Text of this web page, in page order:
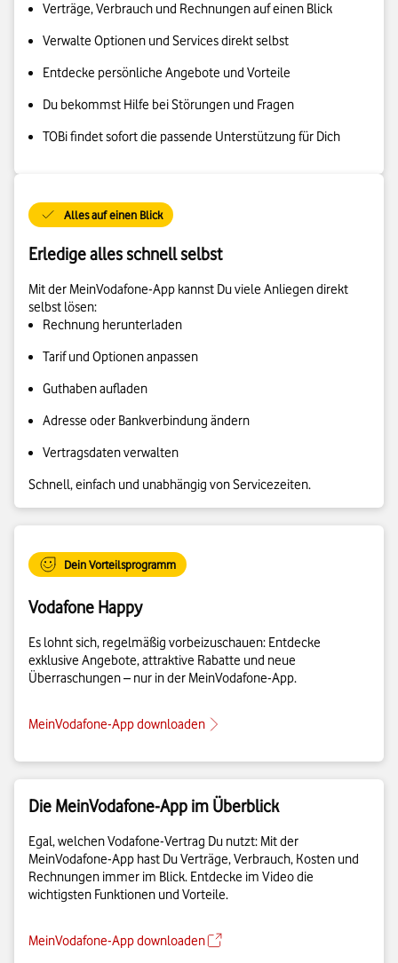
Verträge, Verbrauch und Rechnungen auf einen Blick
Verwalte Optionen und Services direkt selbst
Entdecke persönliche Angebote und Vorteile
Du bekommst Hilfe bei Störungen und Fragen
TOBi findet sofort die passende Unterstützung für Dich
Alles auf einen Blick
Erledige alles schnell selbst
Mit der MeinVodafone-App kannst Du viele Anliegen direkt
selbst lösen:
Rechnung herunterladen
Tarif und Optionen anpassen
Guthaben aufladen
Adresse oder Bankverbindung ändern
Vertragsdaten verwalten
Schnell, einfach und unabhängig von Servicezeiten.
Dein Vorteilsprogramm
Vodafone Happy
Es lohnt sich, regelmäßig vorbeizuschauen: Entdecke
exklusive Angebote, attraktive Rabatte und neue
Überraschungen – nur in der MeinVodafone-App.
MeinVodafone-App downloaden
Die MeinVodafone-App im Überblick
Egal, welchen Vodafone-Vertrag Du nutzt: Mit der
MeinVodafone-App hast Du Verträge, Verbrauch, Kosten und
Rechnungen immer im Blick. Entdecke im Video die
wichtigsten Funktionen und Vorteile.
MeinVodafone-App downloaden